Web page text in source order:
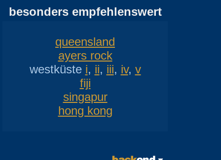
besonders empfehlenswert
queensland
ayers rock
westküste i, ii, iii, iv, v
fiji
singapur
hong kong